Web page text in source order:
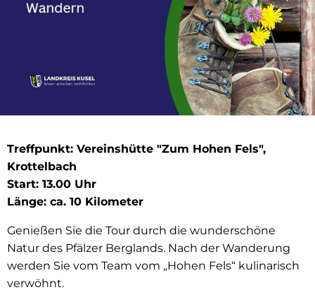
Treffpunkt: Vereinshütte "Zum Hohen Fels",
Krottelbach
Start: 13.00 Uhr
Länge: ca. 10 Kilometer
Genießen Sie die Tour durch die wunderschöne
Natur des Pfälzer Berglands. Nach der Wanderung
werden Sie vom Team vom „Hohen Fels“ kulinarisch
verwöhnt.